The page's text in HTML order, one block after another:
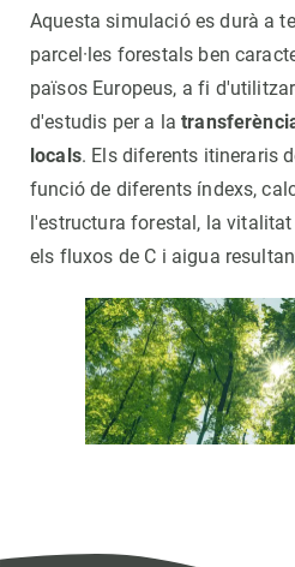
Aquesta simulació es durà a
parcel·les forestals ben
països Europeus, a fi
d'estudis per a la
locals. Els diferents itineraris
funció de diferents índexs,
l'estructura forestal, la
els fluxos de C i aigua